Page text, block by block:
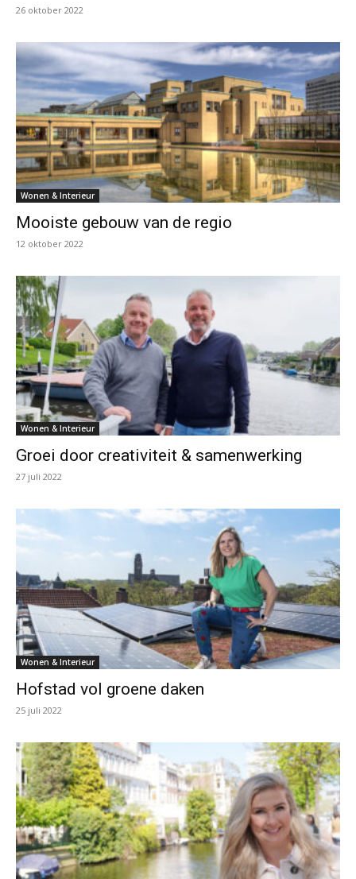
26 oktober 2022
Wonen & Interieur
Mooiste gebouw van de regio
12 oktober 2022
Wonen & Interieur
Groei door creativiteit & samenwerking
27 juli 2022
Wonen & Interieur
Hofstad vol groene daken
25 juli 2022